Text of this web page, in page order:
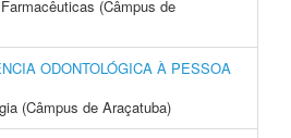
(Câmpus de
ODONTOLÓGICA À PESSOA
(Câmpus de Araçatuba)